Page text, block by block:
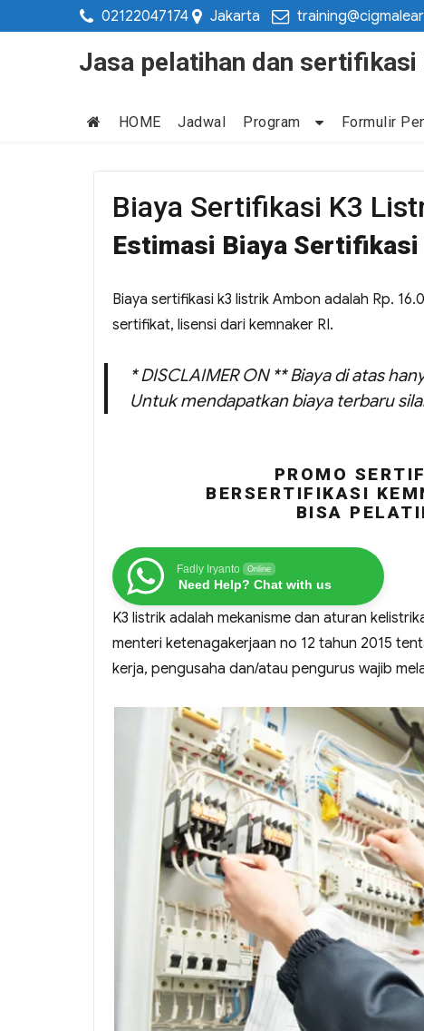
02122047174 Jakarta
Jasa pelatihan dan sertifikasi
HOME Jadwal Program Formulir
Biaya Sertifikasi K3
Estimasi Biaya
Biaya sertifikasi k3 listrik Ambon adalah Rp.
sertifikat, lisensi dari kemnaker RI.
* DISCLAIMER ON ** Biaya di atas
Untuk mendapatkan biaya terbaru
PROMO
BERSERTIFIKASI
BISA
Fadly Iryanto Online
Need Help? Chat with us
K3 listrik adalah mekanisme dan aturan
menteri ketenagakerjaan no 12 tahun 2015
kerja, pengusaha dan/atau pengurus wajib